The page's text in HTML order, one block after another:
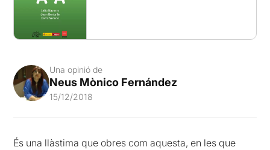
Una opinió de
Neus Mònico Fernández
15/12/2018
És una llàstima que obres com aquesta, en les que